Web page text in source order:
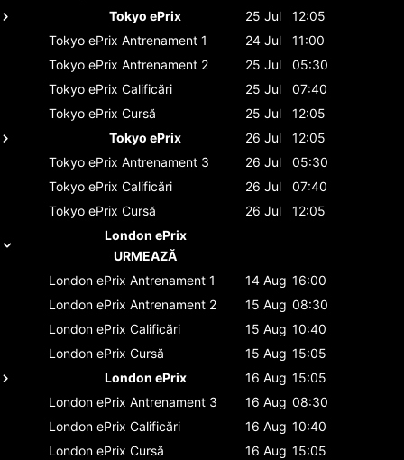
Tokyo ePrix
25 Jul
12:05
Tokyo ePrix Antrenament 1 24 Jul
11:00
Tokyo ePrix Antrenament 2 25 Jul
05:30
Tokyo ePrix Calificări 25 Jul
07:40
Tokyo ePrix Cursă 25 Jul
12:05
Tokyo ePrix
26 Jul
12:05
Tokyo ePrix Antrenament 3 26 Jul
05:30
Tokyo ePrix Calificări 26 Jul
07:40
Tokyo ePrix Cursă 26 Jul
12:05
London ePrix
URMEAZĂ
London ePrix Antrenament 1 14 Aug 16:00
London ePrix Antrenament 2 15 Aug 08:30
London ePrix Calificări 15 Aug 10:40
London ePrix Cursă 15 Aug 15:05
London ePrix
16 Aug 15:05
London ePrix Antrenament 3 16 Aug 08:30
London ePrix Calificări 16 Aug 10:40
London ePrix Cursă 16 Aug 15:05